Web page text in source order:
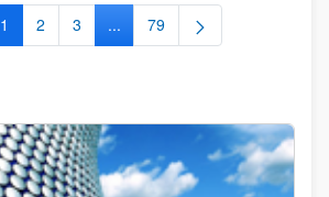
Página
1 Página
2 Página
3 ...Páginas intermedias Use TAB
Página
79